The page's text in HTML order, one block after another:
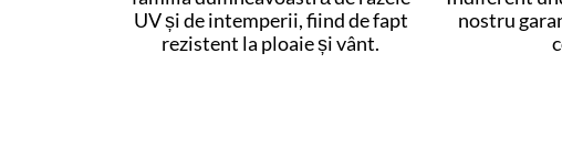
UV și de intemperii, fiind de fapt
rezistent la ploaie și vânt.
nostru